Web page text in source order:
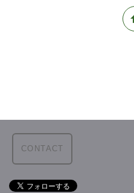
CONTACT